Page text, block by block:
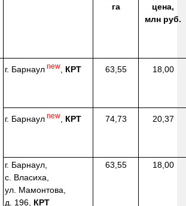
га
цена,
млн руб.
г. Барнаул new КРТ 63,55 18,00
г. Барнаул new КРТ 74,73 20,37
г. Барнаул,
с. Власиха,
ул. Мамонтова,
д. 196, КРТ
63,55 18,00